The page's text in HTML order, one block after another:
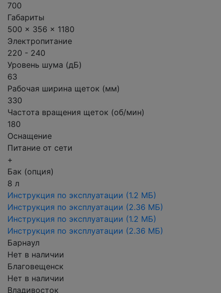
700
Габариты
500 x 356 x 1180
Электропитание
220 - 240
Уровень шума (дБ)
63
Рабочая ширина щеток (мм)
330
Частота вращения щеток (об/мин)
180
Оснащение
Питание от сети
+
Бак (опция)
8 л
Инструкция по эксплуатации (1.2 МБ)
Инструкция по эксплуатации (2.36 МБ)
Инструкция по эксплуатации (1.2 МБ)
Инструкция по эксплуатации (2.36 МБ)
Барнаул
Нет в наличии
Благовещенск
Нет в наличии
Владивосток